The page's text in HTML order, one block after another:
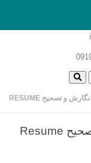
نگارش و تصحیح RESUME
نگارش رزومه انگلیسی – نگارش و تصحیح Resume